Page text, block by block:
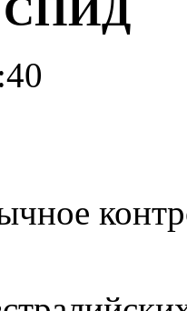
СПИД